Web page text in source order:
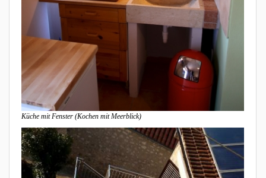
Küche mit Fenster (Kochen mit Meerblick)